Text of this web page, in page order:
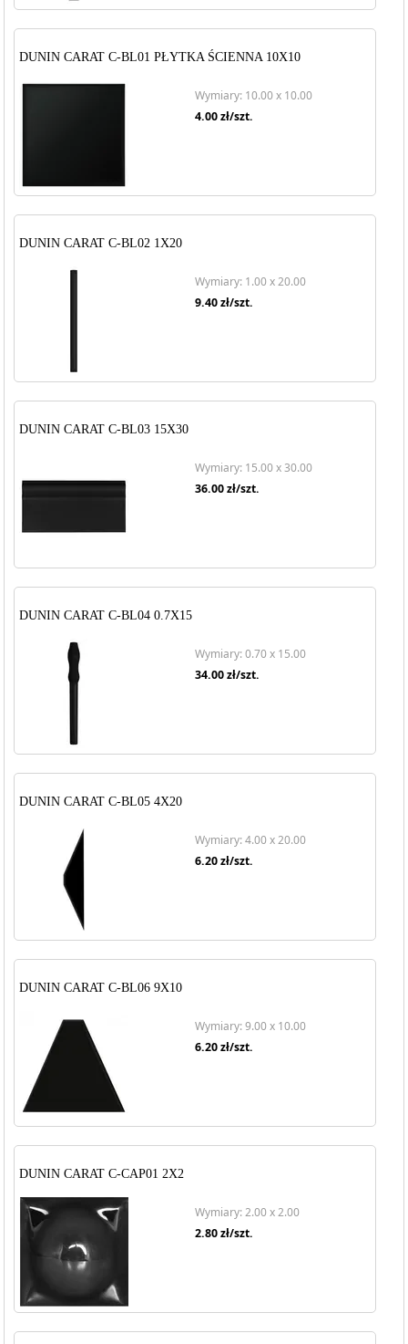
DUNIN CARAT C-BL01 PŁYTKA ŚCIENNA 10X10
Wymiary: 10.00 x 10.00
4.00zł/szt.
DUNIN CARAT C-BL02 1X20
Wymiary: 1.00 x 20.00
9.40zł/szt.
DUNIN CARAT C-BL03 15X30
Wymiary: 15.00 x 30.00
36.00zł/szt.
DUNIN CARAT C-BL04 0.7X15
Wymiary: 0.70 x 15.00
34.00zł/szt.
DUNIN CARAT C-BL05 4X20
Wymiary: 4.00 x 20.00
6.20zł/szt.
DUNIN CARAT C-BL06 9X10
Wymiary: 9.00 x 10.00
6.20zł/szt.
DUNIN CARAT C-CAP01 2X2
Wymiary: 2.00 x 2.00
2.80zł/szt.